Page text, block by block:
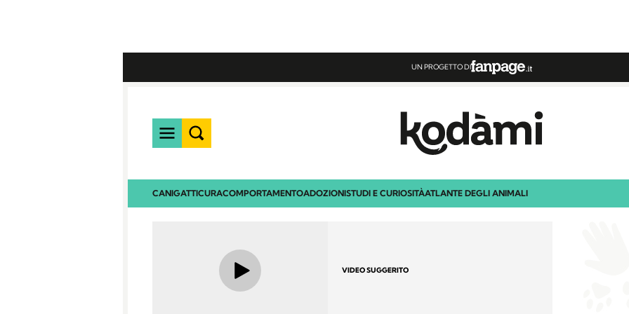
UN PROGETTO DI
CANIGATTICURACOMPORTAMENTOADOZIONISTUDI E CURIOSITÀATLANTE DEGLI ANIMALI
VIDEO SUGGERITO